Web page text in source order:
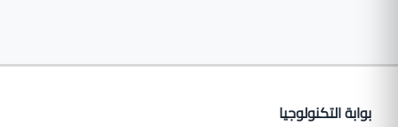
بوابة التكنولوجيا